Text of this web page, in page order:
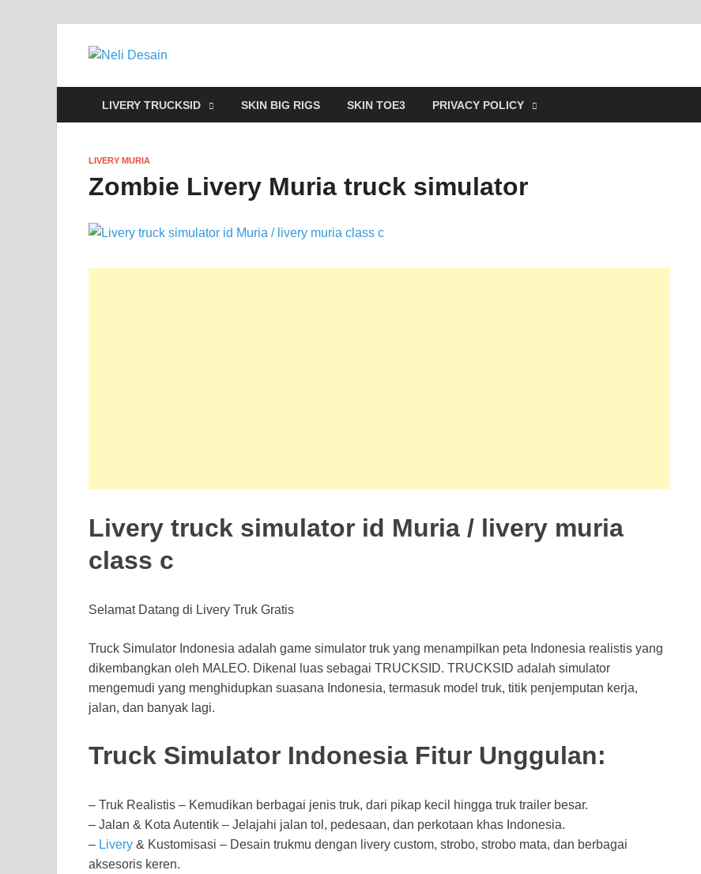
Neli Desain
LIVERY TRUCKSID SKIN BIG RIGS SKIN TOE3 PRIVACY POLICY
LIVERY MURIA
Zombie Livery Muria truck simulator
Livery truck simulator id Muria / livery muria
class c
Selamat Datang di Livery Truk Gratis
Truck Simulator Indonesia adalah game simulator truk yang menampilkan peta Indonesia realistis yang
dikembangkan oleh MALEO. Dikenal luas sebagai TRUCKSID. TRUCKSID adalah simulator
mengemudi yang menghidupkan suasana Indonesia, termasuk model truk, titik penjemputan kerja,
jalan, dan banyak lagi.
Truck Simulator Indonesia Fitur Unggulan:
– Truk Realistis – Kemudikan berbagai jenis truk, dari pikap kecil hingga truk trailer besar.
– Jalan & Kota Autentik – Jelajahi jalan tol, pedesaan, dan perkotaan khas Indonesia.
– Livery & Kustomisasi – Desain trukmu dengan livery custom, strobo, strobo mata, dan berbagai
aksesoris keren.